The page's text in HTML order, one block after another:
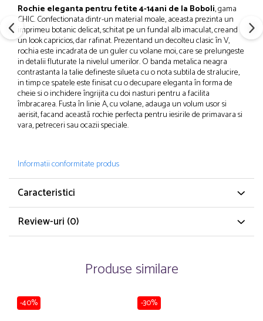
Pijamale
Pulovere/Bolero tricot
Rochite maneca lunga
Rochite maneca scurta
Set 2/3 piese maneca lunga
Set 2/3 piese maneca scurta
Set tricou maneca scurta/Pantalon lung
Trening 2/3 piese primavara
Tricouri maneca lunga
Rochie eleganta pentru fetite 4-14ani de la Boboli, gama
CHIC. Confectionata dintr-un material moale, aceasta prezinta un
imprimeu botanic delicat, schitat pe un fundal alb imaculat, creand
un look capricios, dar rafinat. Prezentand un decolteu clasic în V,
rochia este incadrata de un guler cu volane moi, care se prelungeste
in detalii fluturate la nivelul umerilor. O banda metalica neagra
contrastanta la talie defineste silueta cu o nota subtila de stralucire,
in timp ce spatele este finisat cu o decupare eleganta în forma de
cheie si o inchidere îngrijita cu doi nasturi pentru a facilita
îmbracarea. Fusta în linie A, cu volane, adauga un volum usor si
aerisit, facand această rochie perfecta pentru iesirile de primavara si
vara, petreceri sau ocazii speciale.
Informatii conformitate produs
Caracteristici
Review-uri (0)
Produse similare
-40% -30%